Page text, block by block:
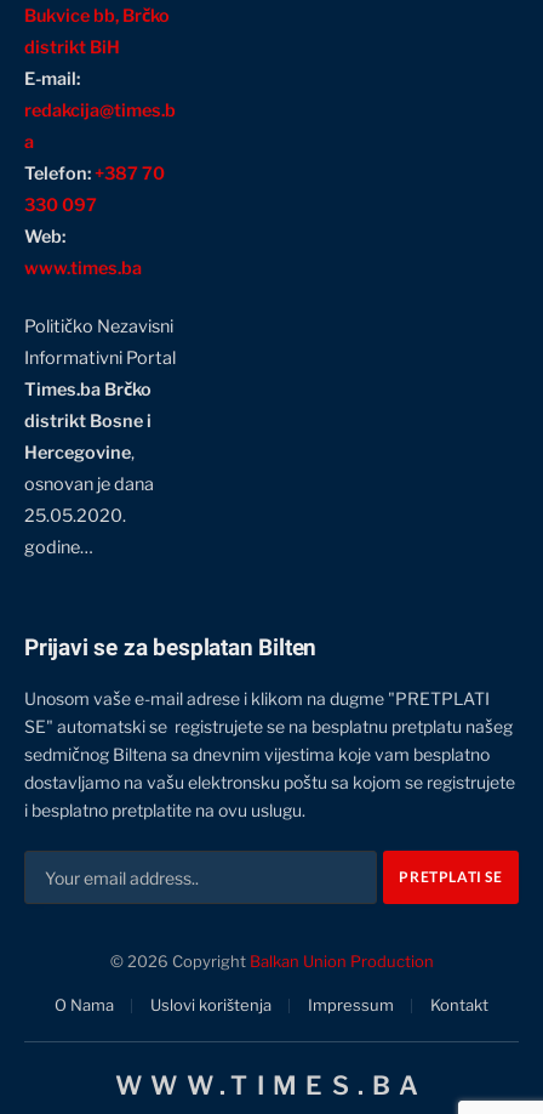
Bukvice bb, Brčko
distrikt BiH
E-mail:
redakcija@times.b
a
Telefon:+387 70
330 097
Web:
www.times.ba
Političko Nezavisni
Informativni Portal
Times.ba Brčko
distrikt Bosne i
Hercegovine,
osnovan je dana
25.05.2020.
godine…
Prijavi se za besplatan Bilten
Unosom vaše e-mail adrese i klikom na dugme "PRETPLATI
SE" automatski se registrujete se na besplatnu pretplatu našeg
sedmičnog Biltena sa dnevnim vijestima koje vam besplatno
dostavljamo na vašu elektronsku poštu sa kojom se registrujete
i besplatno pretplatite na ovu uslugu.
© 2026 Copyright Balkan Union Production
O Nama Uslovi korištenja Impressum Kontakt
WWW.TIMES.BA